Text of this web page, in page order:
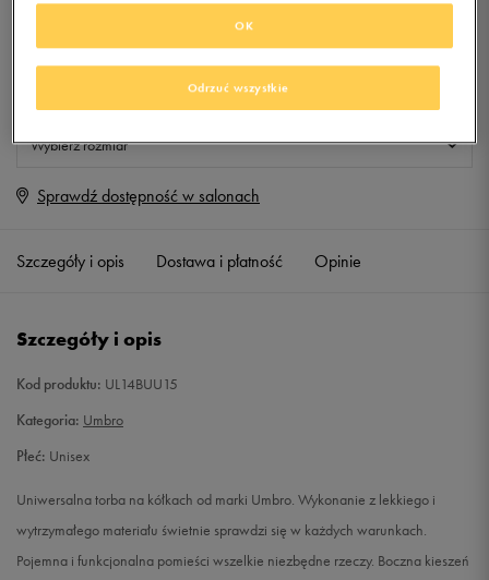
Produkt niedostępny
Jeśli artykuł będzie ponownie dostępny, otrzymasz od nas powiadomienie.
Wybierz rozmiar
ONE SIZE Powiadom o dostępności
Sprawdź dostępność w salonach
Szczegóły i opis Dostawa i płatność Opinie
Szczegóły i opis
Kod produktu: UL14BUU15
Kategoria: Umbro
Płeć: Unisex
Uniwersalna torba na kółkach od marki Umbro. Wykonanie z lekkiego i
wytrzymałego materiału świetnie sprawdzi się w każdych warunkach.
Pojemna i funkcjonalna pomieści wszelkie niezbędne rzeczy. Boczna kieszeń
Odrzuć wszystkie
OK